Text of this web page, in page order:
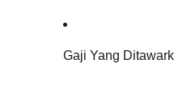
Gaji Yang